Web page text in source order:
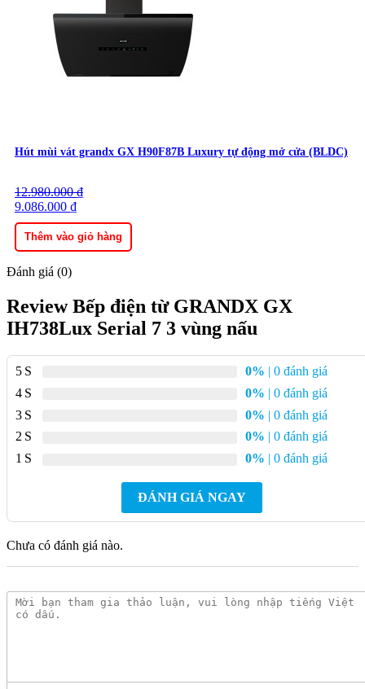
Hút mùi vát grandx GX H90F87B Luxury tự động mở cửa (BLDC)
12.980.000₫
Giá
gốc
là:
12.980.000 ₫.
9.086.000 ₫
Giá
hiện
tại
là:
9.086.000 ₫.
Thêm vào giỏ hàng
Đánh giá (0)
Review Bếp điện từ GRANDX GX
IH738Lux Serial 7 3 vùng nấu
5 0% | 0 đánh giá
4
0% | 0 đánh giá
3
0% | 0 đánh giá
2
0% | 0 đánh giá
1
0% | 0 đánh giá
ĐÁNH GIÁ NGAY
Chưa có đánh giá nào.